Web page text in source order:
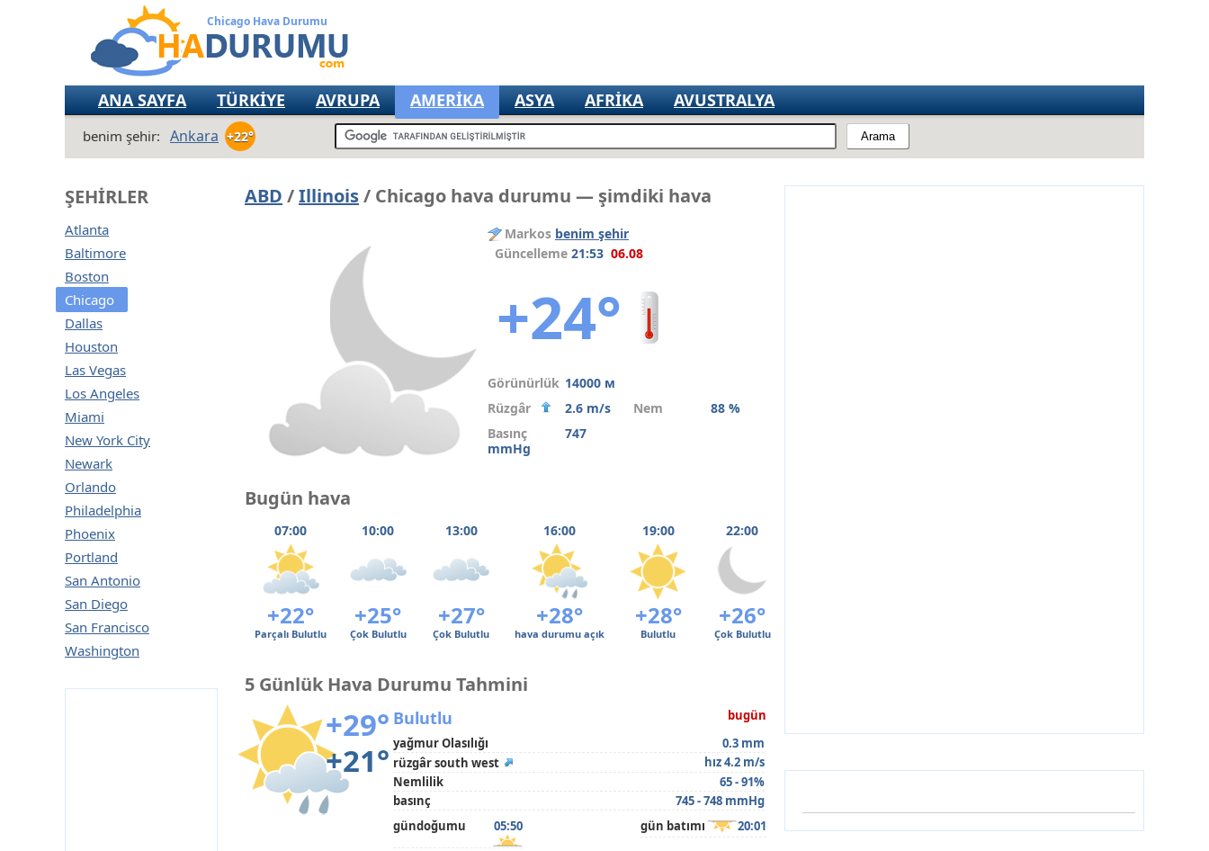
Chicago Hava Durumu
ANA SAYFA TÜRKİYE AVRUPA AMERIKA ASYA AFRIKA AVUSTRALYA
benim şehir: Ankara +22°
ŞEHIRLER
Atlanta
Baltimore
Boston
Chicago
Dallas
Houston
Las Vegas
Los Angeles
Miami
New York City
Newark
Orlando
Philadelphia
Phoenix
Portland
San Antonio
San Diego
San Francisco
Washington
ABD /Illinois/ Chicago hava durumu — şimdiki hava
Markos benim şehir
Güncelleme 21:53 06.08
+24°
Görünürlük 14000 м
Rüzgâr
2.6 m/s Nem
88 %
Basınç
747
mmHg
Bugün hava
07:00 10:00 13:00 16:00 19:00 22:00
+22° +25° +27° +28° +28° +26°
Parçalı Bulutlu Çok Bulutlu Çok Bulutlu hava durumu açık Bulutlu Çok Bulutlu
5 Günlük Hava Durumu Tahmini
+29°
+21°
bugün
Bulutlu
yağmur Olasılığı
0.3 mm
rüzgâr south west
hız 4.2 m/s
Nemlilik
65 - 91%
basınç
745 - 748 mmHg
gündoğumu
05:50 gün batımı 20:01